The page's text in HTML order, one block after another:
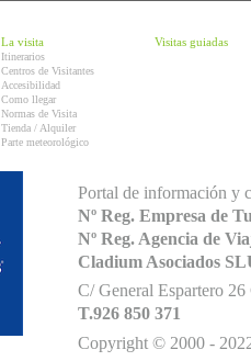
La visita
Itinerarios
Centros de Visitantes
Accesibilidad
Como llegar
Normas de Visita
Tienda / Alquiler
Parte meteorológico
Visitas guiadas
Portal de información y
Nº Reg. Empresa de
Nº Reg. Agencia de
Cladium Asociados
C/ General Espartero
T.926 850 371
Copyright © 2000 -